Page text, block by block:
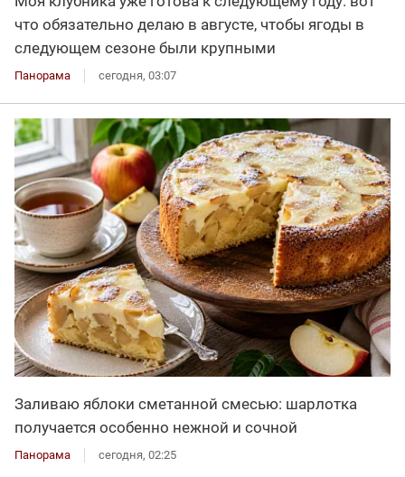
что обязательно делаю в августе, чтобы ягоды в
следующем сезоне были крупными
Панорама сегодня, 03:07
Заливаю яблоки сметанной смесью: шарлотка
получается особенно нежной и сочной
Панорама сегодня, 02:25